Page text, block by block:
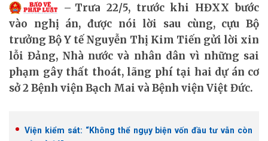
Trưa 22/5, trước khi HĐXX bước
vào nghị án, được nói lời sau cùng, cựu Bộ
trưởng Bộ Y tế Nguyễn Thị Kim Tiến gửi lời xin
lỗi Đảng, Nhà nước và nhân dân vì những sai
phạm gây thất thoát, lãng phí tại hai dự án cơ
sở 2 Bệnh viện Bạch Mai và Bệnh viện Việt Đức.
Viện kiểm sát: “Không thể ngụy biện vốn đầu tư vẫn còn